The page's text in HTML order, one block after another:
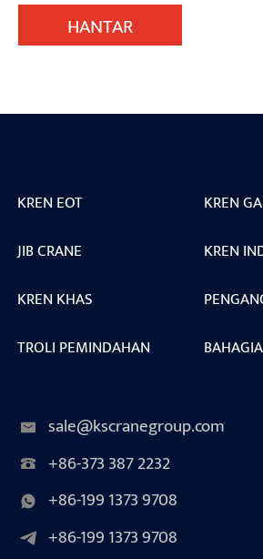
HANTAR
KREN EOT
KREN
JIB CRANE
KREN
KREN KHAS
TROLI PEMINDAHAN
sale@kscranegroup.com
+86-373 387 2232
+86-199 1373 9708
+86-199 1373 9708